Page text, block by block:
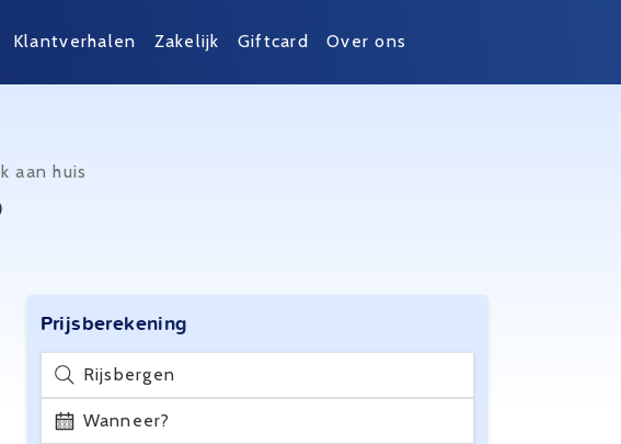
Klantverhalen Zakelijk Giftcard Over ons
aan huis
Prijsberekening
Rijsbergen
Wanneer?